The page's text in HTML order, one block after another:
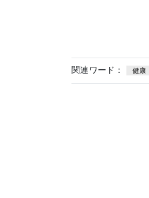
関連ワード： 健康